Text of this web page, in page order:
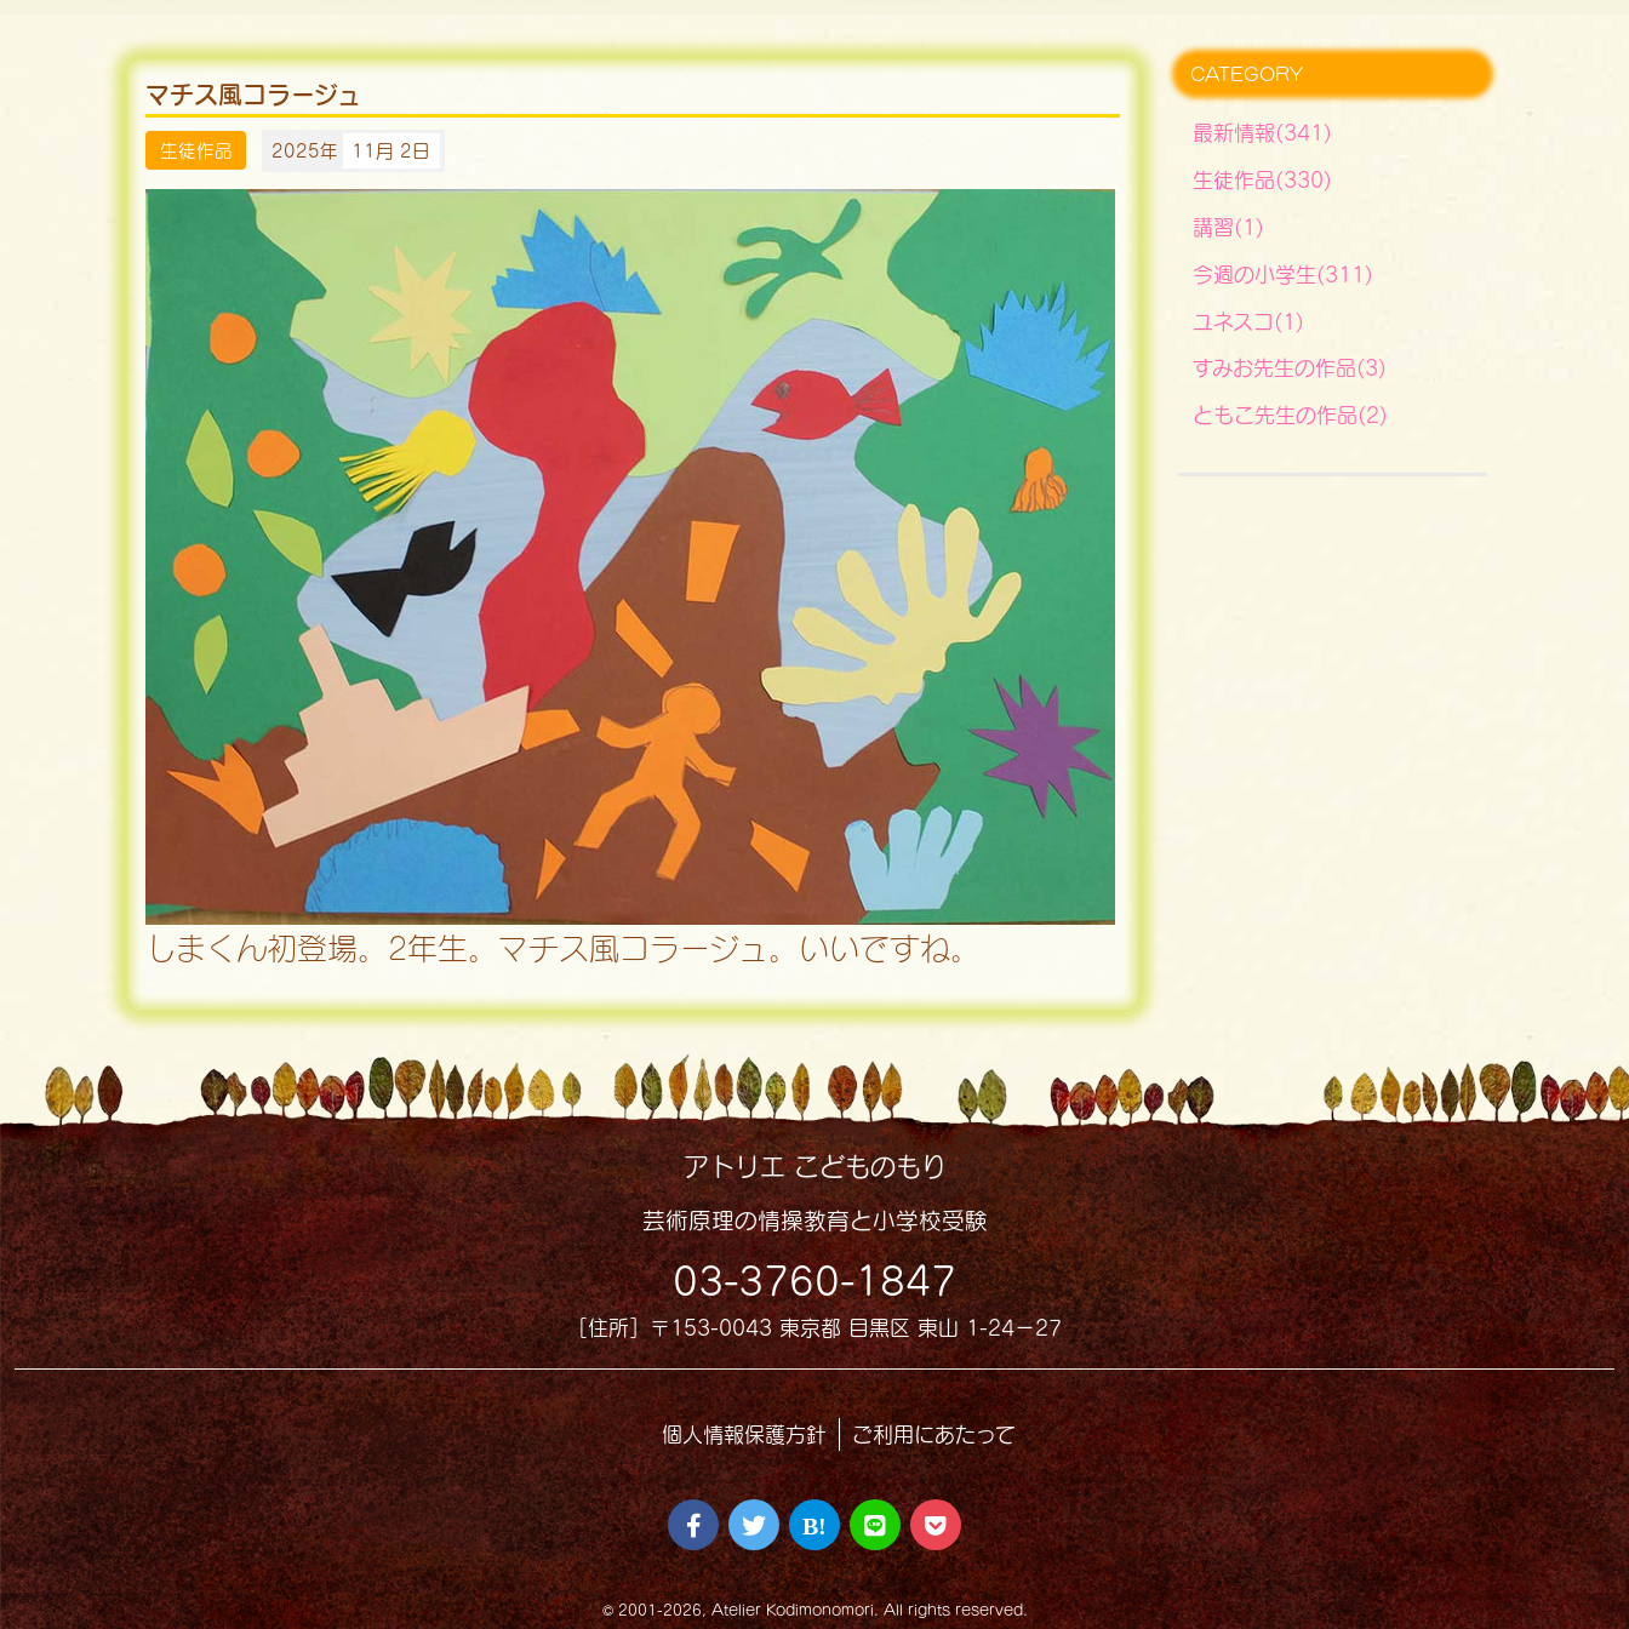
マチス風コラージュ
生徒作品 2025年 11月 2日
しまくん初登場。2年生。マチス風コラージュ。いいですね。
CATEGORY
最新情報(341)
生徒作品(330)
講習(1)
今週の小学生(311)
ユネスコ(1)
すみお先生の作品(3)
ともこ先生の作品(2)
アトリエ こどものもり
芸術原理の情操教育と小学校受験
03-3760-1847
［住所］〒153-0043 東京都 目黒区 東山 1-24−27
個人情報保護方針 ご利用にあたって
© 2001-2026, Atelier Kodimonomori. All rights reserved.